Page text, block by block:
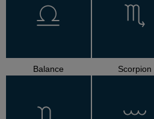
Balance Scorpion